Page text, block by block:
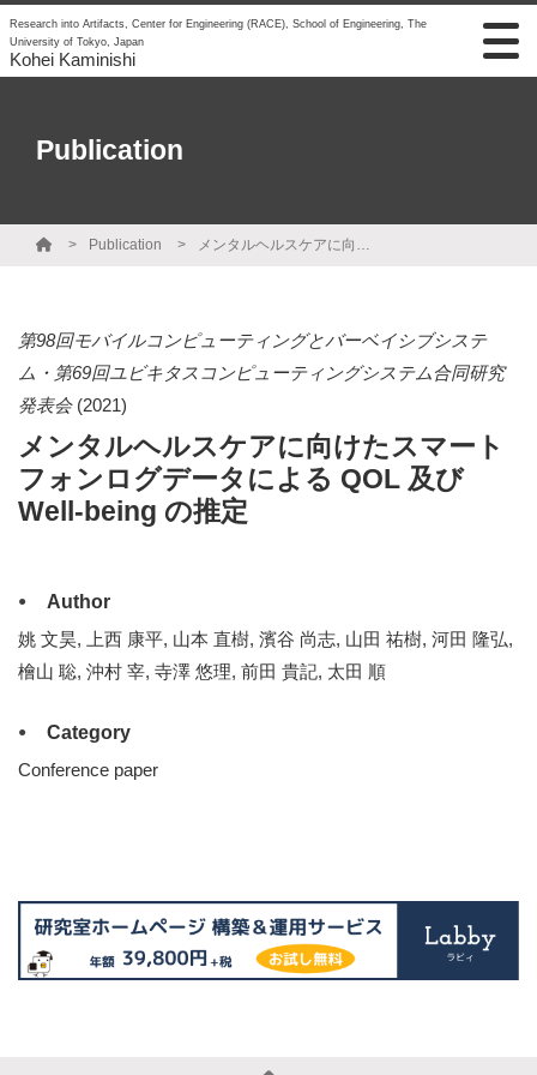
Research into Artifacts, Center for Engineering (RACE), School of Engineering, The
University of Tokyo, Japan
Kohei Kaminishi
Publication
Publication メンタルヘルスケアに向けたスマートフォンログデータによる QOL 及び Well-being の推定
第98回モバイルコンピューティングとバーベイシブシステ
ム・第69回ユビキタスコンピューティングシステム合同研究
発表会 (2021)
メンタルヘルスケアに向けたスマート
フォンログデータによる QOL 及び
Well-being の推定
Author
姚 文昊, 上西 康平, 山本 直樹, 濱谷 尚志, 山田 祐樹, 河田 隆弘,
檜山 聡, 沖村 宰, 寺澤 悠理, 前田 貴記, 太田 順
Category
Conference paper